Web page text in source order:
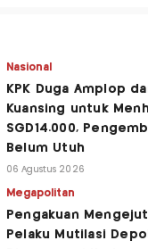
Nasional
KPK Duga Amplop
Kuansing untuk
SGD14.000,
Belum Utuh
06 Agustus 2026
Megapolitan
Pengakuan
Pelaku Mutilasi